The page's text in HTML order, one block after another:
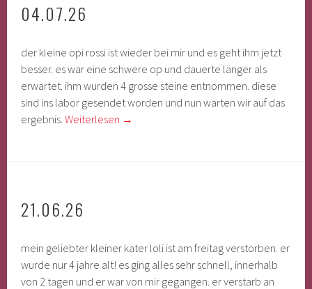
04.07.26
der kleine opi rossi ist wieder bei mir und es geht ihm jetzt
besser. es war eine schwere op und dauerte länger als
erwartet. ihm wurden 4 grosse steine entnommen. diese
sind ins labor gesendet worden und nun warten wir auf das
ergebnis.Weiterlesen →
21.06.26
mein geliebter kleiner kater loli ist am freitag verstorben. er
wurde nur 4 jahre alt! es ging alles sehr schnell, innerhalb
von 2 tagen und er war von mir gegangen. er verstarb an